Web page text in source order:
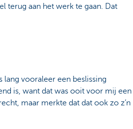
terug aan het werk te gaan. Dat
lang vooraleer een beslissing
is, want dat was ooit voor mij een
maar merkte dat dat ook zo z’n